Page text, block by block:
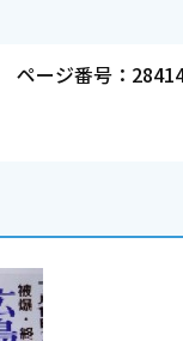
ページ番号：